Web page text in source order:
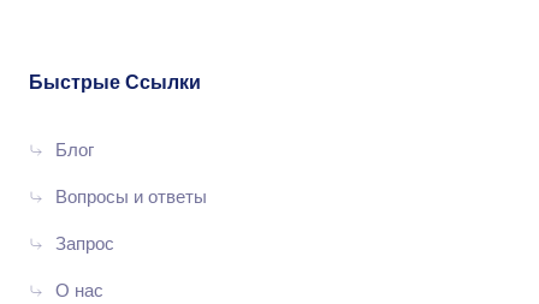
Быстрые Ссылки
Блог
Вопросы и ответы
Запрос
О нас